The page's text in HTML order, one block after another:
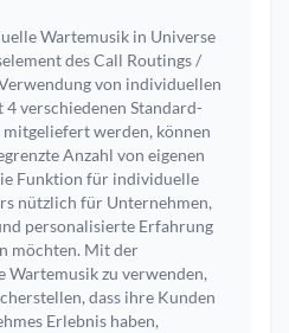
Wartemusik in Universe
des Call Routings /
von individuellen
verschiedenen Standard-
werden, können
Anzahl von eigenen
Funktion für individuelle
nützlich für Unternehmen,
personalisierte Erfahrung
möchten. Mit der
zu verwenden,
dass ihre Kunden
Erlebnis haben,